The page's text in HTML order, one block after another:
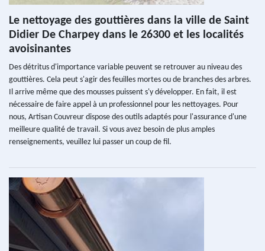
Le nettoyage des gouttières dans la ville de Saint
Didier De Charpey dans le 26300 et les localités
avoisinantes
Des détritus d'importance variable peuvent se retrouver au niveau des
gouttières. Cela peut s'agir des feuilles mortes ou de branches des arbres.
Il arrive même que des mousses puissent s'y développer. En fait, il est
nécessaire de faire appel à un professionnel pour les nettoyages. Pour
nous, Artisan Couvreur dispose des outils adaptés pour l'assurance d'une
meilleure qualité de travail. Si vous avez besoin de plus amples
renseignements, veuillez lui passer un coup de fil.